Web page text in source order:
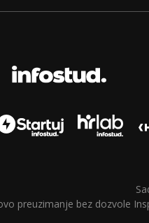
preuzimanje bez dozvole